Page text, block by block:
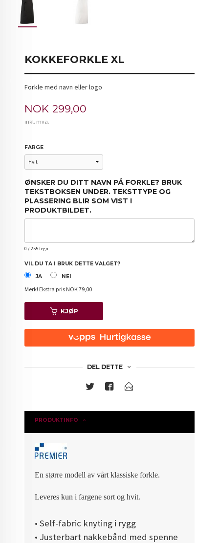
KOKKEFORKLE XL
Forkle med navn eller logo
Pris
NOK 299,00
inkl. mva.
FARGE
ØNSKER DU DITT NAVN PÅ FORKLE? BRUK
TEKSTBOKSEN UNDER. TEKSTTYPE OG
PLASSERING BLIR SOM VIST I
PRODUKTBILDET.
0 / 255 tegn
VIL DU TA I BRUK DETTE VALGET?
JA
NEI
Merk! Ekstra pris NOK 79,00
KJØP
DEL DETTE
PRODUKTINFO
En større modell av vårt klassiske forkle.
Leveres kun i fargene sort og hvit.
• Self-fabric knyting i rygg
• Justerbart nakkebånd med spenne